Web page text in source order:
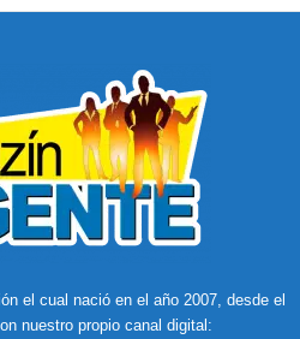
el cual nació en el año 2007, desde el
nuestro propio canal digital: